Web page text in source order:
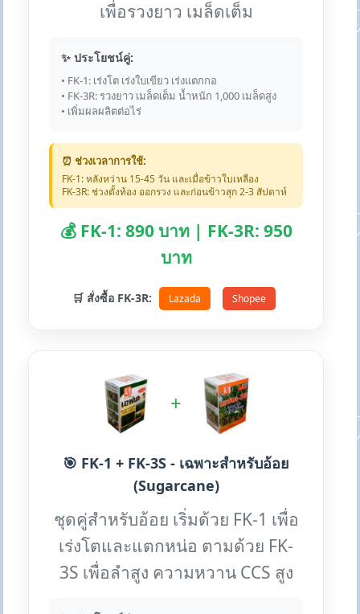
เพื่อรวงยาว เมล็ดเต็ม
✨ ประโยชน์คู่:
• FK-1: เร่งโต เร่งใบเขียว เร่งแตกกอ
• FK-3R: รวงยาว เมล็ดเต็ม น้ำหนัก 1,000 เมล็ดสูง
• เพิ่มผลผลิตต่อไร่
⏰ ช่วงเวลาการใช้:
FK-1: หลังหว่าน 15-45 วัน และเมื่อข้าวใบเหลือง
FK-3R: ช่วงตั้งท้อง ออกรวง และก่อนข้าวสุก 2-3 สัปดาห์
💰 FK-1: 890 บาท | FK-3R: 950
บาท
🛒 สั่งซื้อ FK-3R: Lazada Shopee
+
🎯 FK-1 + FK-3S - เฉพาะสำหรับอ้อย
(Sugarcane)
ชุดคู่สำหรับอ้อย เริ่มด้วย FK-1 เพื่อ
เร่งโตและแตกหน่อ ตามด้วย FK-
3S เพื่อลำสูง ความหวาน CCS สูง